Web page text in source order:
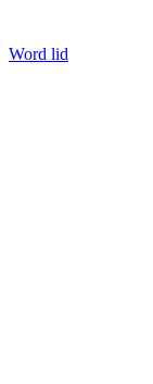
Word lid